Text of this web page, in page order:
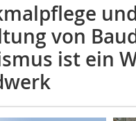
von
ist ein